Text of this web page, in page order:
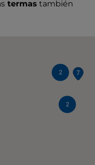
termas también
2
2